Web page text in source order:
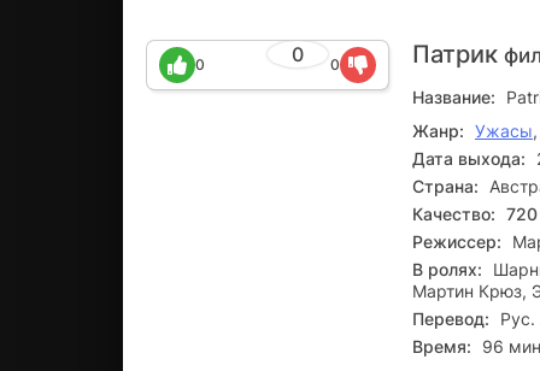
Патрик
0
0 0
Название:
Жанр: Ужасы,
Дата выхода:
Страна:
Качество:
Режиссер:
В ролях:
Мартин Крюз,
Перевод:
Рус.
Время:
96